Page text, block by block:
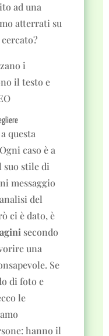
ad una
atterrati su
questa
caso è a
suo stile di
messaggio
del
ci è dato, è
secondo
una
Se
di foto e
le
hanno il